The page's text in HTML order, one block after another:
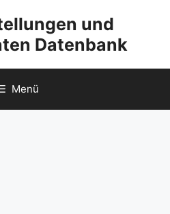
und
Datenbank
Menü